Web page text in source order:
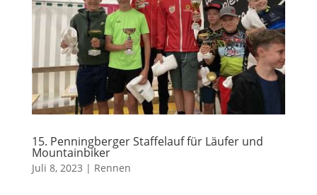
15. Penningberger Staffelauf für Läufer und
Mountainbiker
Juli 8, 2023 | Rennen